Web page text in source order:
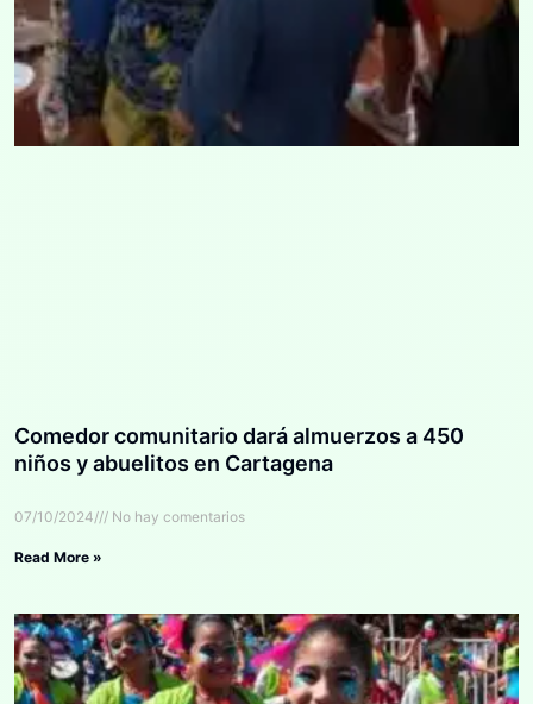
Comedor comunitario dará almuerzos a 450
niños y abuelitos en Cartagena
07/10/2024 No hay comentarios
Read More »